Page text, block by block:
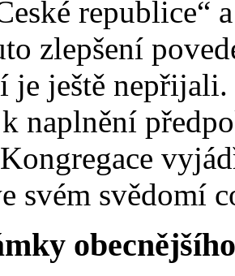
republice“
zlepšení
je ještě nepřijali.
naplnění
Kongregace
svém svědomí